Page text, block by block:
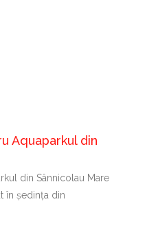
Aquaparkul din
din Sânnicolau Mare
în ședința din